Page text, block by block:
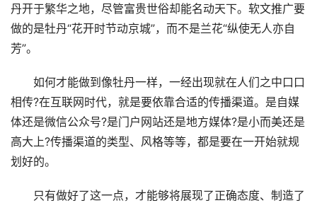
丹开于繁华之地，尽管富贵世俗却能名动天下。软文推广要
做的是牡丹“花开时节动京城”，而不是兰花“纵使无人亦自
芳”。
如何才能做到像牡丹一样，一经出现就在人们之中口口
相传?在互联网时代，就是要依靠合适的传播渠道。是自媒
体还是微信公众号?是门户网站还是地方媒体?是小而美还是
高大上?传播渠道的类型、风格等等，都是要在一开始就规
划好的。
只有做好了这一点，才能够将展现了正确态度、制造了